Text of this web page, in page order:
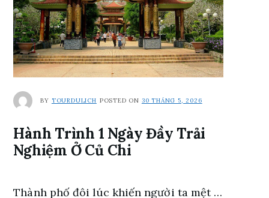
BY TOURDULICH POSTED ON 30 THÁNG 5, 2026
Hành Trình 1 Ngày Đầy Trải
Nghiệm Ở Củ Chi
Thành phố đôi lúc khiến người ta mệt …